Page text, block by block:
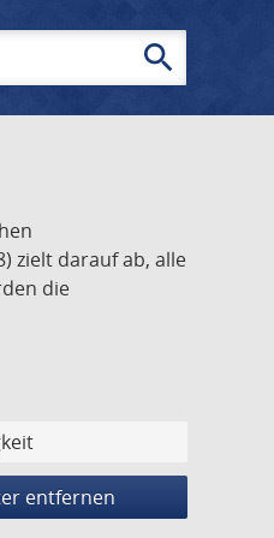
search
zielt darauf ab, alle
die
entfernen